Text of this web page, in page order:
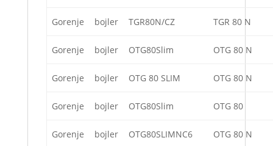
Gorenje bojler TGR80N/CZ TGR 80 N
Gorenje bojler OTG80Slim OTG 80 N
Gorenje bojler OTG 80 SLIM OTG 80 N
Gorenje bojler OTG80Slim OTG 80
Gorenje bojler OTG80SLIMNC6 OTG 80 N